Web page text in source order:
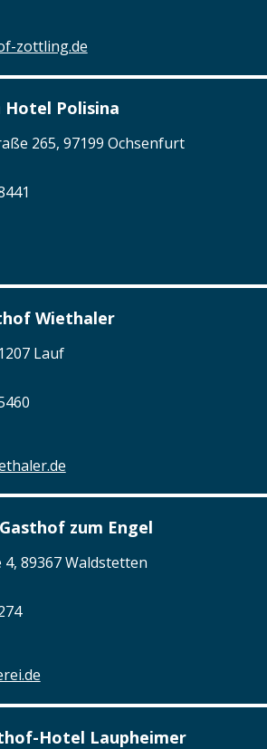
zottling.de
Hotel Polisina
265, 97199 Ochsenfurt
Wiethaler
Lauf
zum Engel
89367 Waldstetten
Hotel Laupheimer